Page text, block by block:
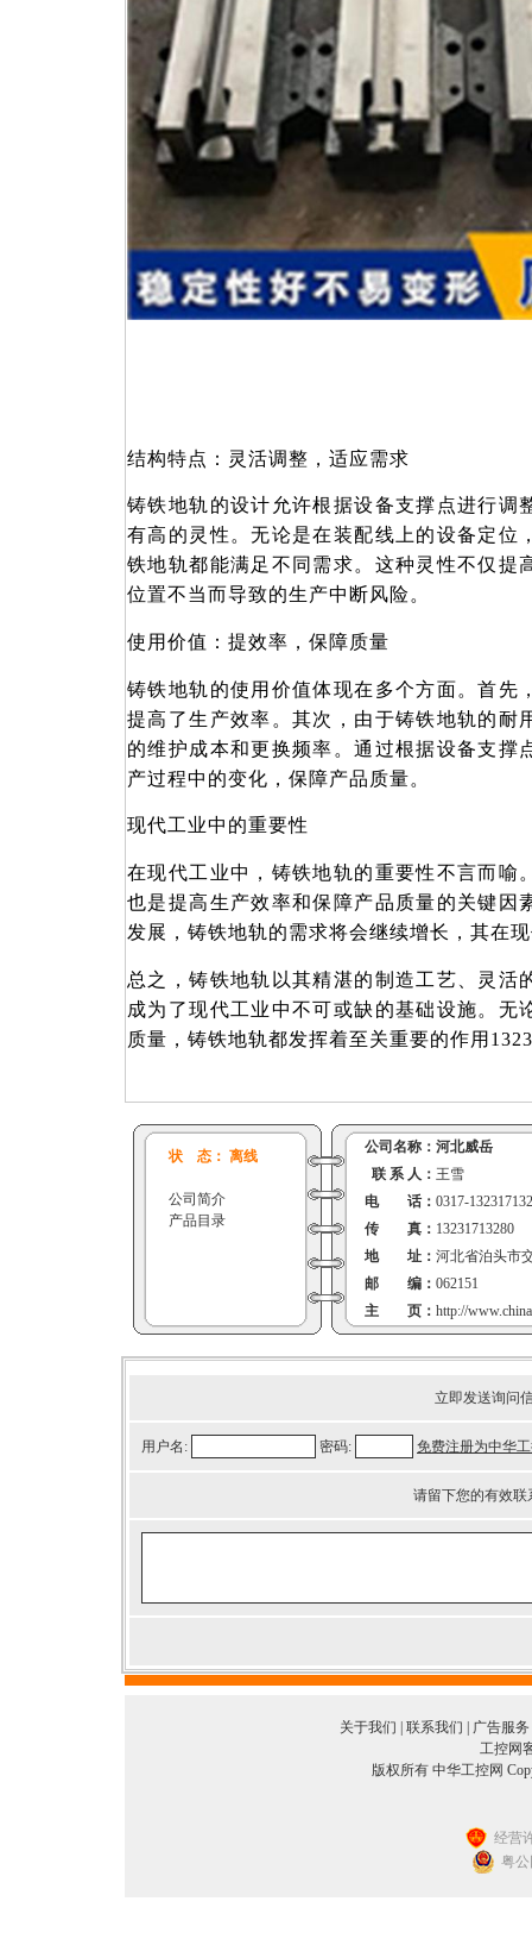
结构特点：灵活调整，适应需求
铸铁地轨的设计允许根据设备支撑点进行调
有高的灵性。无论是在装配线上的设备定位
铁地轨都能满足不同需求。这种灵性不仅提
位置不当而导致的生产中断风险。
使用价值：提效率，保障质量
铸铁地轨的使用价值体现在多个方面。首先
提高了生产效率。其次，由于铸铁地轨的耐
的维护成本和更换频率。通过根据设备支撑
产过程中的变化，保障产品质量。
现代工业中的重要性
在现代工业中，铸铁地轨的重要性不言而喻
也是提高生产效率和保障产品质量的关键因
发展，铸铁地轨的需求将会继续增长，其在
总之，铸铁地轨以其精湛的制造工艺、灵活
成为了现代工业中不可或缺的基础设施。无
质量，铸铁地轨都发挥着至关重要的作用
状 态： 离线
公司简介
产品目录
公司名称： 河北威岳
联 系 人： 王雪
电 话： 0317-
传 真： 13231713280
地 址： 河北省泊头市
邮 编： 062151
主 页： http://
立即发送询问
用户名: 密码: 免费注册为中华
请留下您的有效
关于我们 联系我们 广告服务
工控网
版权所有 中华工控网
经营
粤公